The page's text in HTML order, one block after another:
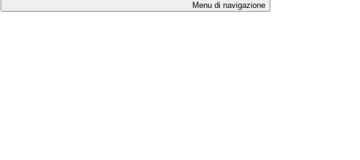
Menu di navigazione